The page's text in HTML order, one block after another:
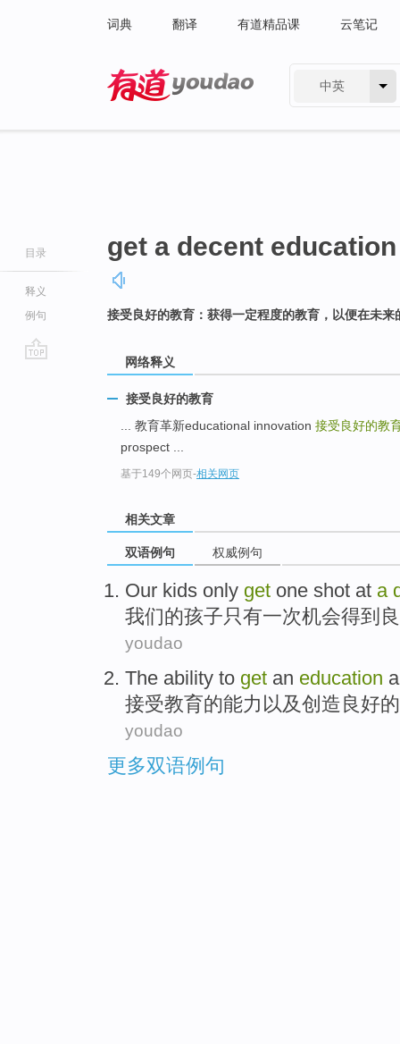
词典 翻译 有道精品课 云笔记
中英
目录
释义
例句
get a decent education
接受良好的教育：获得一定程度的教育，以便在未
网络释义
接受良好的教育
... 教育革新educational innovation 接受良好的教
prospect ...
基于149个网页-相关网页
相关文章
双语例句 权威例句
Our kids only get one shot at a
我们的孩子只有一次机会得到
youdao
The ability to get an education
接受教育的能力 以及创造良好的
youdao
更多双语例句